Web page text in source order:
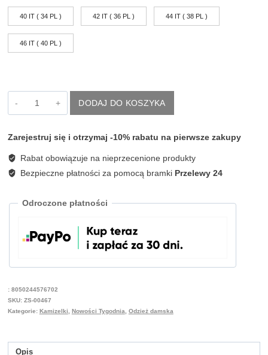
40 IT ( 34 PL ) 42 IT ( 36 PL ) 44 IT ( 38 PL )
46 IT ( 40 PL )
Kremowa
kamizelka
złote
Artigli
ACGL004686
DODAJ DO KOSZYKA
Zarejestruj się i otrzymaj -10% rabatu na pierwsze zakupy
Rabat obowiązuje na nieprzecenione produkty
Bezpieczne płatności za pomocą bramki Przelewy 24
Odroczone płatności
: 8050244576702
SKU: ZS-00467
Kategorie: Kamizelki, Nowości Tygodnia, Odzież damska
Opis